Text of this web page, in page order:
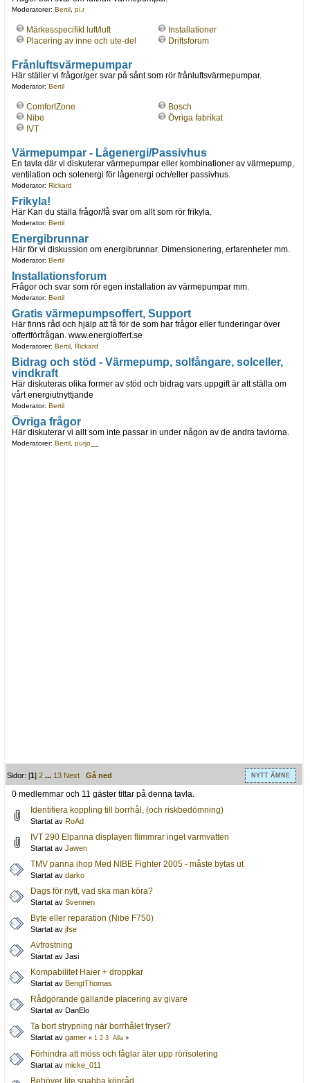
Moderatorer: Bertil, pi.r
Märkesspecifikt luft/luft
Placering av inne och ute-del
Installationer
Driftsforum
Frånluftsvärmepumpar
Här ställer vi frågor/ger svar på sånt som rör frånluftsvärmepumpar.
Moderator: Bertil
ComfortZone
Nibe
IVT
Bosch
Övriga fabrikat
Värmepumpar - Lågenergi/Passivhus
En tavla där vi diskuterar värmepumpar eller kombinationer av värmepump,
ventilation och solenergi för lågenergi och/eller passivhus.
Moderator: Rickard
Frikyla!
Här Kan du ställa frågor/få svar om allt som rör frikyla.
Moderator: Bertil
Energibrunnar
Här för vi diskussion om energibrunnar. Dimensionering, erfarenheter mm.
Moderator: Bertil
Installationsforum
Frågor och svar som rör egen installation av värmepumpar mm.
Moderator: Bertil
Gratis värmepumpsoffert, Support
Här finns råd och hjälp att få för de som har frågor eller funderingar över
offertförfrågan. www.energioffert.se
Moderatorer: Bertil, Rickard
Bidrag och stöd - Värmepump, solfångare, solceller,
vindkraft
Här diskuteras olika former av stöd och bidrag vars uppgift är att ställa om
vårt energiutnyttjande
Moderator: Bertil
Övriga frågor
Här diskuterar vi allt som inte passar in under någon av de andra tavlorna.
Moderatorer: Bertil, purjo__
Sidor: [1]2 ... 13 Next Gå ned NYTT ÄMNE
0 medlemmar och 11 gäster tittar på denna tavla.
Identifiera koppling till borrhål, (och riskbedömning)
Startat av RoAd
IVT 290 Elpanna displayen flimmrar inget varmvatten
Startat av Jawen
TMV panna ihop Med NIBE Fighter 2005 - måste bytas ut
Startat av darko
Dags för nytt, vad ska man köra?
Startat av Svennen
Byte eller reparation (Nibe F750)
Startat av jfse
Avfrostning
Startat av Jasi
Kompabilitet Haier + droppkar
Startat av BengtThomas
Rådgörande gällande placering av givare
Startat av DanElo
Ta bort strypning när borrhålet fryser?
Startat av gamer « 1 2 3 Alla »
Förhindra att möss och fåglar äter upp rörisolering
Startat av micke_011
Behöver lite snabba köpråd.